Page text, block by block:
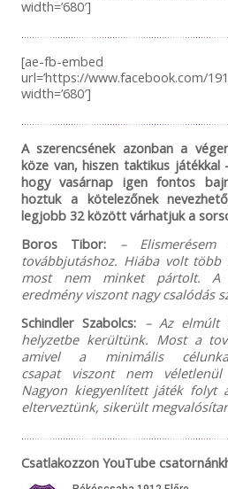
width=’680′]
[ae-fb-embed
url=’https://www.facebook.com/
width=’680′]
A szerencsének azonban a
köze van, hiszen taktikus
hogy vasárnap igen fontos
hoztuk a kötelezőnek
legjobb 32 között várhatjuk a
Boros Tibor:
–
továbbjutáshoz. Hiába volt több
most nem minket pártolt. A
eredmény viszont nagy csalódás
Schindler Szabolcs: – Az elmúlt
helyzetbe kerültünk. Most a
amivel a minimális
csapat
viszont nem
Nagyon kiegyenlített játék folyt
elterveztünk, sikerült
Csatlakozzon YouTube